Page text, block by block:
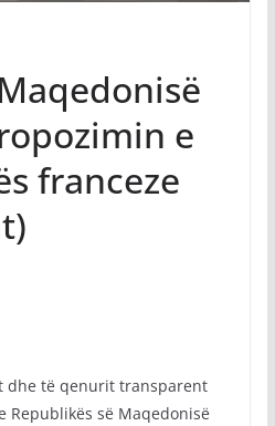
e
franceze
dhe të qenurit transparent
Republikës së Maqedonisë